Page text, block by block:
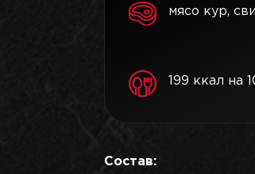
мясо кур,
199 ккал на
Состав: